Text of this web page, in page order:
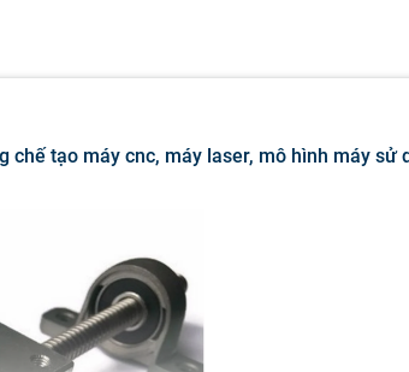
chế tạo máy cnc, máy laser, mô hình máy sử